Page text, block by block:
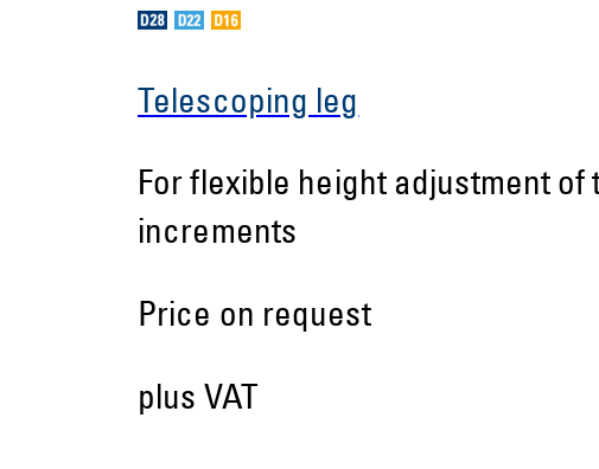
Telescoping leg
For flexible height adjustment of
increments
Price on request
plus VAT